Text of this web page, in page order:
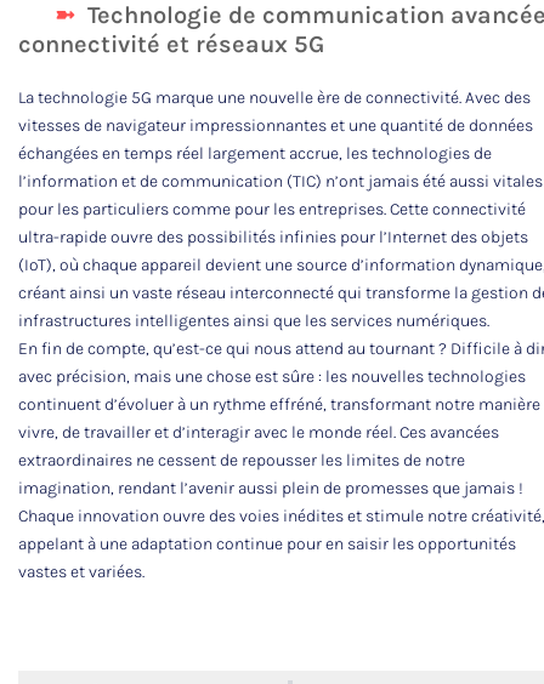
Technologie de communication
connectivité et réseaux 5G
La technologie 5G marque une nouvelle ère de connectivité. Avec des
vitesses de navigateur impressionnantes et une quantité de données
échangées en temps réel largement accrue, les technologies de
l’information et de communication (TIC) n’ont jamais été aussi vitales
pour les particuliers comme pour les entreprises. Cette connectivité
ultra-rapide ouvre des possibilités infinies pour l’Internet des objets
(IoT), où chaque appareil devient une source d’information
créant ainsi un vaste réseau interconnecté qui transforme la gestion
infrastructures intelligentes ainsi que les services numériques.
En fin de compte, qu’est-ce qui nous attend au tournant ? Difficile à
avec précision, mais une chose est sûre : les nouvelles technologies
continuent d’évoluer à un rythme effréné, transformant notre manière
vivre, de travailler et d’interagir avec le monde réel. Ces avancées
extraordinaires ne cessent de repousser les limites de notre
imagination, rendant l’avenir aussi plein de promesses que jamais !
Chaque innovation ouvre des voies inédites et stimule notre créativité,
appelant à une adaptation continue pour en saisir les opportunités
vastes et variées.